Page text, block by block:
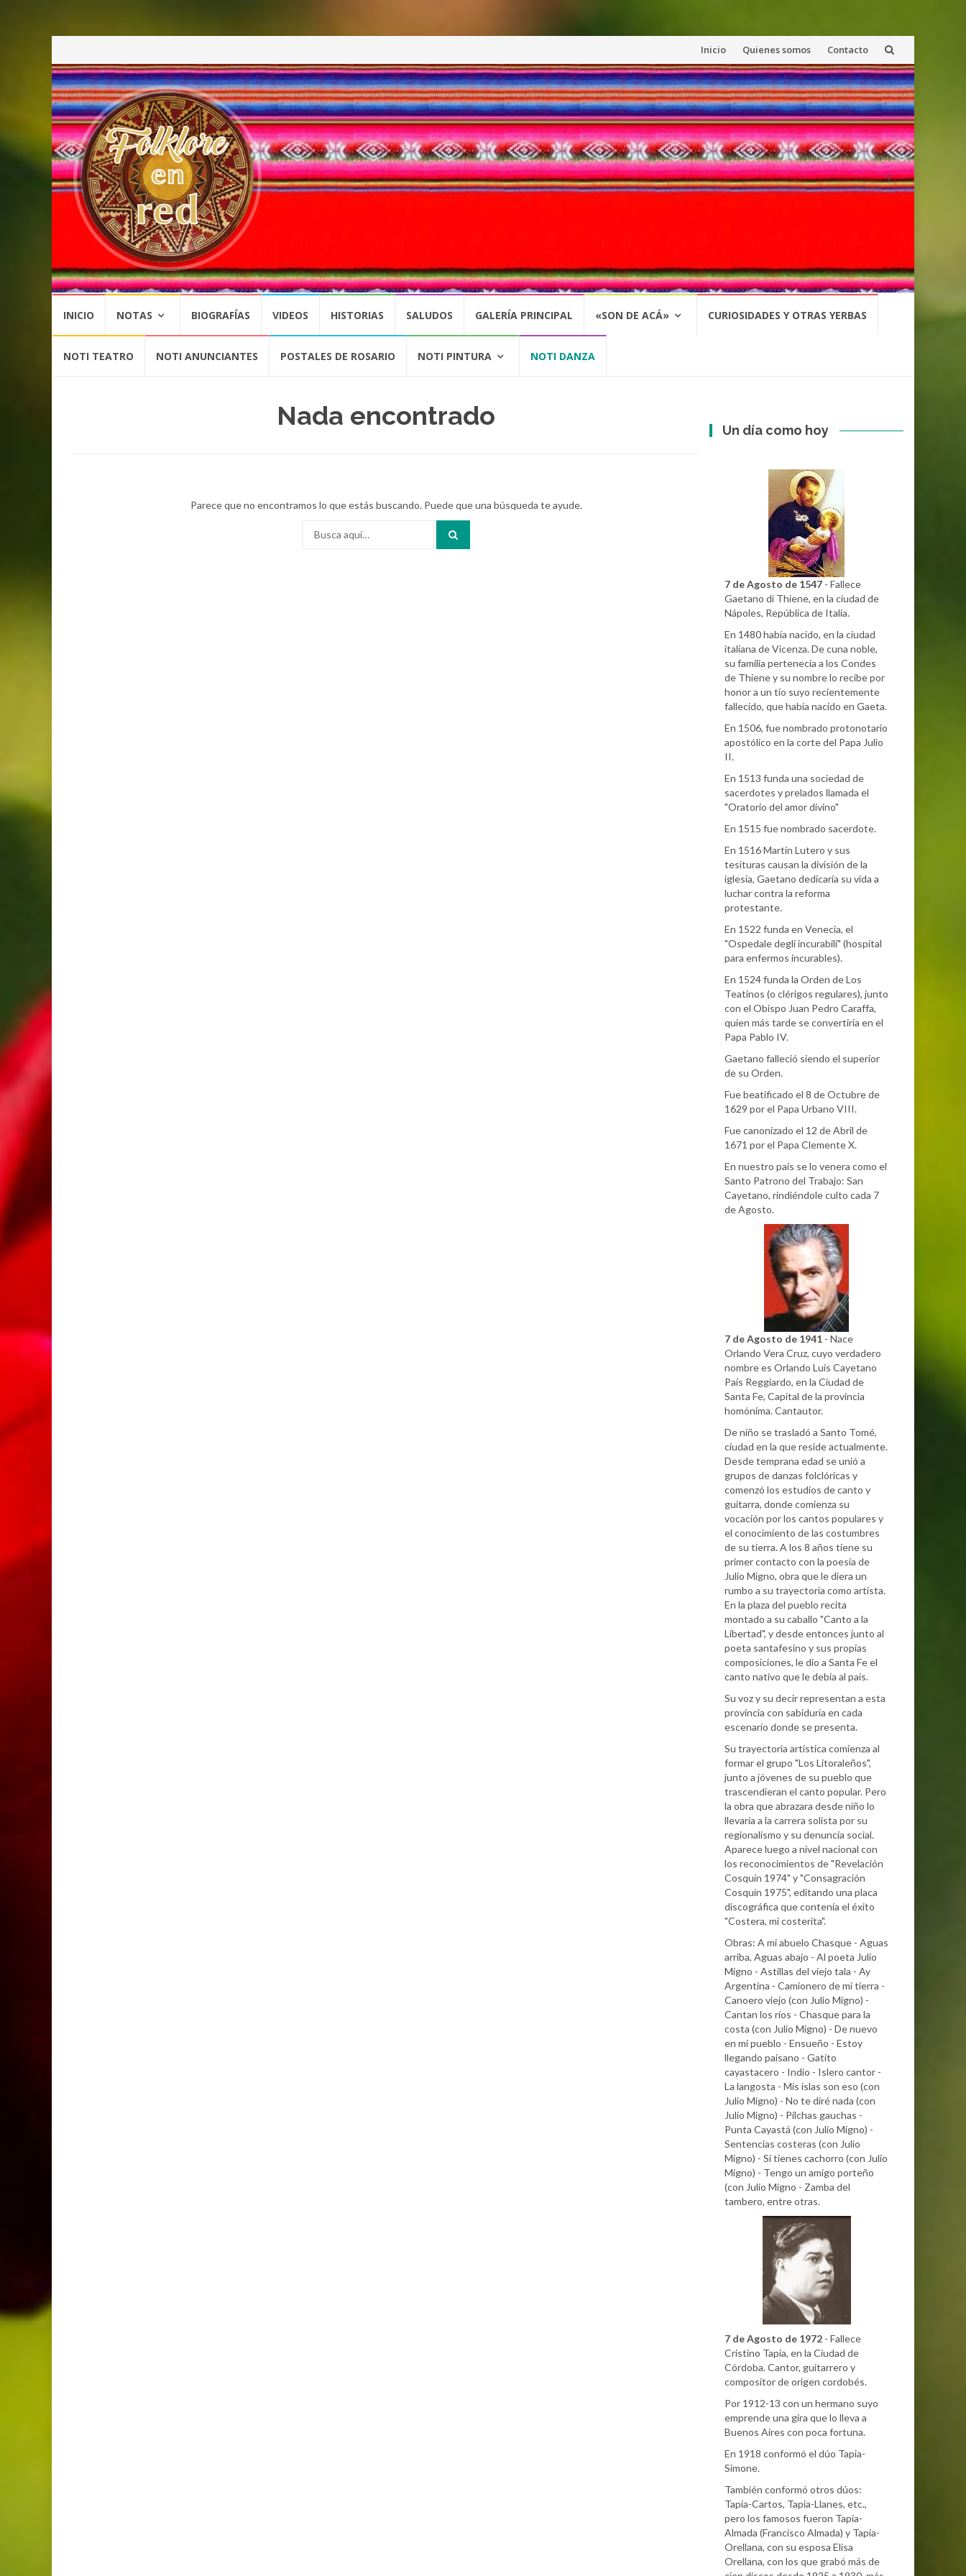
Saltar
al
contenido
Inicio Quienes somos Contacto
1
contenido
INICIO NOTAS BIOGRAFÍAS VIDEOS HISTORIAS SALUDOS GALERÍA PRINCIPAL «SON DE ACÁ» CURIOSIDADES Y OTRAS YERBAS
NOTI TEATRO NOTI ANUNCIANTES POSTALES DE ROSARIO NOTI PINTURA NOTI DANZA
Nada encontrado
Parece que no encontramos lo que estás buscando. Puede que una búsqueda te ayude.
Un día como hoy
7 de Agosto de 1547 - Fallece
Gaetano di Thiene, en la ciudad de
Nápoles, República de Italia.
En 1480 había nacido, en la ciudad
italiana de Vicenza. De cuna noble,
su familia pertenecía a los Condes
de Thiene y su nombre lo recibe por
honor a un tío suyo recientemente
fallecido, que había nacido en Gaeta.
En 1506, fue nombrado protonotario
apostólico en la corte del Papa Julio
II.
En 1513 funda una sociedad de
sacerdotes y prelados llamada el
"Oratorio del amor divino"
En 1515 fue nombrado sacerdote.
En 1516 Martín Lutero y sus
tesituras causan la división de la
iglesia, Gaetano dedicaría su vida a
luchar contra la reforma
protestante.
En 1522 funda en Venecia, el
"Ospedale degli incurabili" (hospital
para enfermos incurables).
En 1524 funda la Orden de Los
Teatinos (o clérigos regulares), junto
con el Obispo Juan Pedro Caraffa,
quien más tarde se convertiría en el
Papa Pablo IV.
Gaetano falleció siendo el superior
de su Orden.
Fue beatificado el 8 de Octubre de
1629 por el Papa Urbano VIII.
Fue canonizado el 12 de Abril de
1671 por el Papa Clemente X.
En nuestro país se lo venera como el
Santo Patrono del Trabajo: San
Cayetano, rindiéndole culto cada 7
de Agosto.
7 de Agosto de 1941 - Nace
Orlando Vera Cruz, cuyo verdadero
nombre es Orlando Luis Cayetano
País Reggiardo, en la Ciudad de
Santa Fe, Capital de la provincia
homónima. Cantautor.
De niño se trasladó a Santo Tomé,
ciudad en la que reside actualmente.
Desde temprana edad se unió a
grupos de danzas folclóricas y
comenzó los estudios de canto y
guitarra, donde comienza su
vocación por los cantos populares y
el conocimiento de las costumbres
de su tierra. A los 8 años tiene su
primer contacto con la poesía de
Julio Migno, obra que le diera un
rumbo a su trayectoria como artista.
En la plaza del pueblo recita
montado a su caballo "Canto a la
Libertad", y desde entonces junto al
poeta santafesino y sus propias
composiciones, le dio a Santa Fe el
canto nativo que le debía al país.
Su voz y su decir representan a esta
provincia con sabiduría en cada
escenario donde se presenta.
Su trayectoria artística comienza al
formar el grupo "Los Litoraleños",
junto a jóvenes de su pueblo que
trascendieran el canto popular. Pero
la obra que abrazara desde niño lo
llevaría a la carrera solista por su
regionalismo y su denuncia social.
Aparece luego a nivel nacional con
los reconocimientos de "Revelación
Cosquín 1974" y "Consagración
Cosquín 1975", editando una placa
discográfica que contenía el éxito
"Costera, mi costerita".
Obras: A mi abuelo Chasque - Aguas
arriba, Aguas abajo - Al poeta Julio
Migno - Astillas del viejo tala - Ay
Argentina - Camionero de mi tierra -
Canoero viejo (con Julio Migno) -
Cantan los ríos - Chasque para la
costa (con Julio Migno) - De nuevo
en mi pueblo - Ensueño - Estoy
llegando paisano - Gatito
cayastacero - Indio - Islero cantor -
La langosta - Mis islas son eso (con
Julio Migno) - No te diré nada (con
Julio Migno) - Pilchas gauchas -
Punta Cayastá (con Julio Migno) -
Sentencias costeras (con Julio
Migno) - Si tienes cachorro (con Julio
Migno) - Tengo un amigo porteño
(con Julio Migno - Zamba del
tambero, entre otras.
7 de Agosto de 1972 - Fallece
Cristino Tapia, en la Ciudad de
Córdoba. Cantor, guitarrero y
compositor de origen cordobés.
Por 1912-13 con un hermano suyo
emprende una gira que lo lleva a
Buenos Aires con poca fortuna.
En 1918 conformó el dúo Tapia-
Simone.
También conformó otros dúos:
Tapia-Cartos, Tapia-Llanes, etc.,
pero los famosos fueron Tapia-
Almada (Francisco Almada) y Tapia-
Orellana, con su esposa Elisa
Orellana, con los que grabó más de